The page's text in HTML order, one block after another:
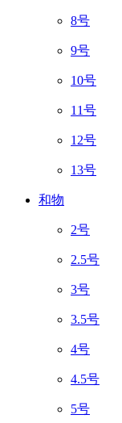
8号
9号
10号
11号
12号
13号
和物
2号
2.5号
3号
3.5号
4号
4.5号
5号